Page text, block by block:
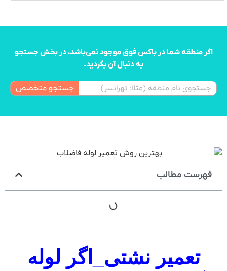
اگر منطقه شما در باکس فوق موجود نمی‌باشد، در بخش جستجو
به دنبال آن بگردید.
جستجو متخصص
فهرست مطالب
تعمیر نشتی_اگر لوله